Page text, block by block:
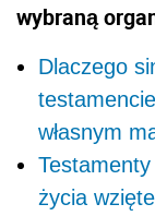
wybraną
Dlaczego
własnym
Testamenty
życia wzięte